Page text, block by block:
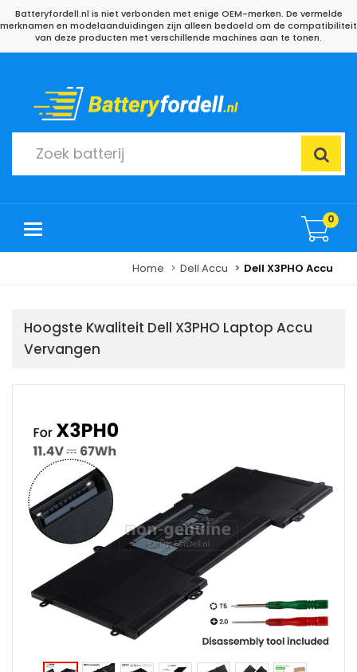
Batteryfordell.nl is niet verbonden met enige OEM-merken. De vermelde
merknamen en modelaanduidingen zijn alleen bedoeld om de compatibiliteit
van deze producten met verschillende machines aan te tonen.
0
Home Dell Accu Dell X3PHO Accu
Hoogste Kwaliteit Dell X3PHO Laptop Accu
Vervangen